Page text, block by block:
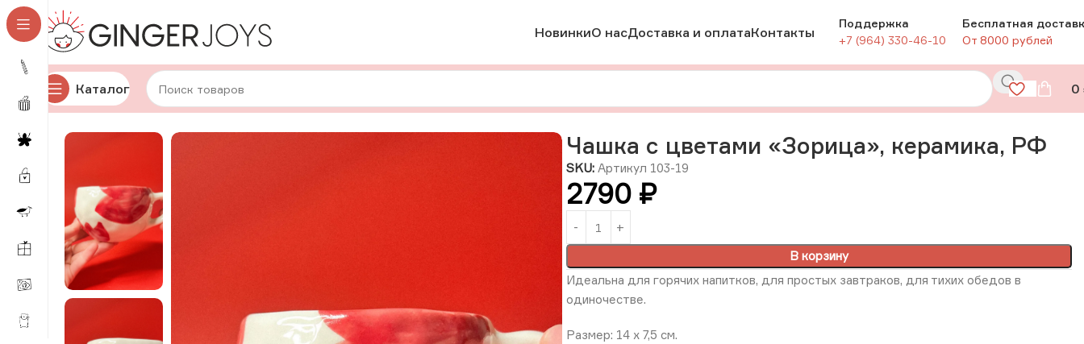
НовинкиО насДоставка и оплатаКонтакты
Поддержка
+7 (964) 330-46-10
Бесплатная
От 8000 рублей
Каталог 0
Главная Для дома и уюта Посуда Авторская керамика Чашка с цветами «Зорица», керамика, РФ
Чашка с цветами «Зорица», керамика, РФ
SKU: Артикул 103-19
2790 ₽
В корзину
Идеальна для горячих напитков, для простых завтраков, для тихих обедов в
одиночестве.
Размер: 14 х 7,5 см.